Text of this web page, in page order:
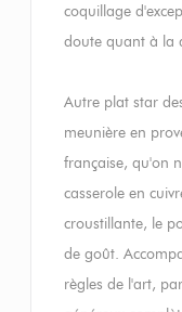
coquillage
doute quant à la
Autre plat star
meunière en
française, qu'on
casserole en
croustillante, le
de goût.
règles de l'art,